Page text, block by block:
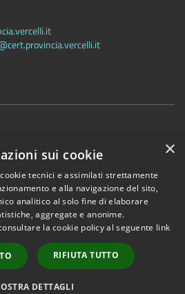
Cookie
Mappa del sito
e meccanismo di feedback
Link Utili
di Vercelli • Powered byMunicipium•
redazione
×
sui cookie
tecnici e assimilati strettamente
e alla navigazione del sito,
analitico al solo fine di elaborare
aggregate e anonime.
la cookie policy al seguente link
RIFIUTA TUTTO
DETTAGLI